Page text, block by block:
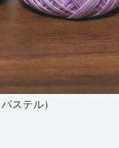
ステル）